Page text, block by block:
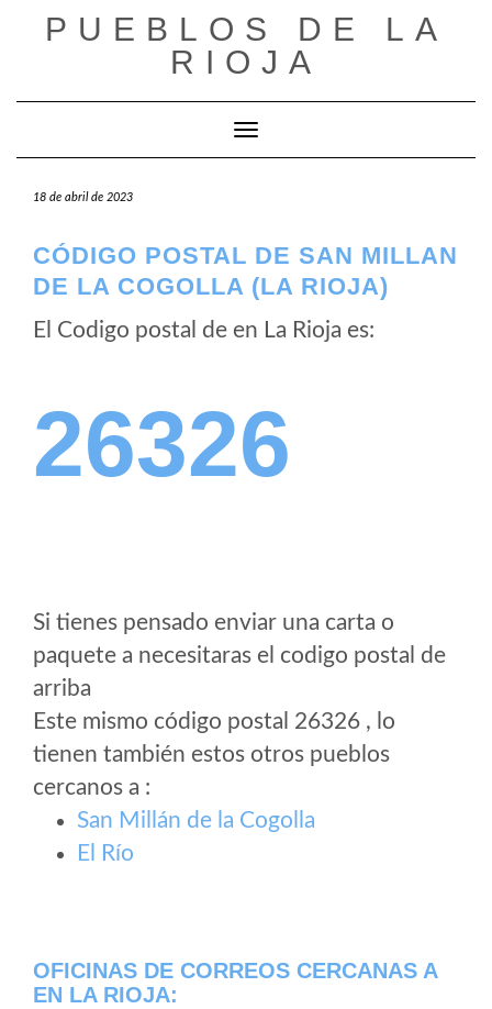
PUEBLOS DE LA
RIOJA
Cambiar modo de navegación
18 de abril de 2023
CÓDIGO POSTAL DE SAN MILLAN
DE LA COGOLLA (LA RIOJA)
El Codigo postal de en La Rioja es:
26326
Si tienes pensado enviar una carta o
paquete a necesitaras el codigo postal de
arriba
Este mismo código postal 26326 , lo
tienen también estos otros pueblos
cercanos a :
San Millán de la Cogolla
El Río
OFICINAS DE CORREOS CERCANAS A
EN LA RIOJA: